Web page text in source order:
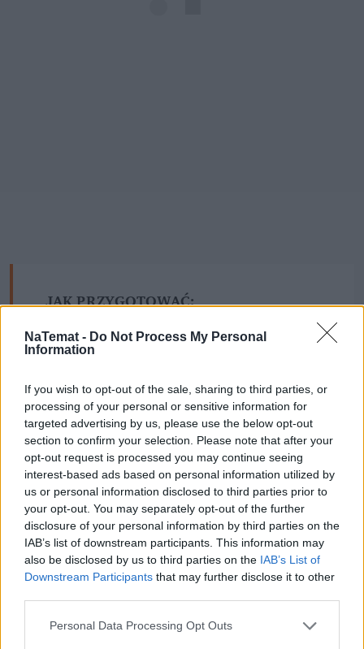
NaTemat - Do Not Process My Personal
Information
If you wish to opt-out of the sale, sharing to third parties, or
processing of your personal or sensitive information for
targeted advertising by us, please use the below opt-out
section to confirm your selection. Please note that after your
opt-out request is processed you may continue seeing
interest-based ads based on personal information utilized by
us or personal information disclosed to third parties prior to
your opt-out. You may separately opt-out of the further
disclosure of your personal information by third parties on the
IAB’s list of downstream participants. This information may
also be disclosed by us to third parties on the IAB’s List of
Downstream Participants that may further disclose it to other
Personal Data Processing Opt Outs
JAK PRZYGOTOWAĆ:
KROK 1) Odrywamy igiełki od rozmarynu, bierzemy
natkę pietruszki i wszystko razem siekamy na
drobno – tak aby puściły olejki eteryczne
KROK 2) Siekamy 3 ząbki czosnku, wrzucamy
wszystko do jednego naczynia
KROK 3) Dolewamy sok z 2 wyciśniętych cytryn
KROK 4) Dodajemy 40 ml oleju
KROK 5) Dla smaku oczywiście szczypta pieprzu i
szczypta soli